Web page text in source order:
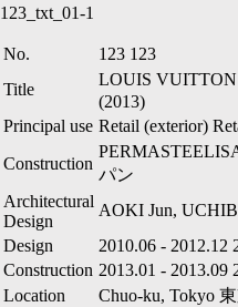
123_txt_01-1
No. 123 123
Title
LOUIS
(2013)
Principal use Retail (exterior)
Construction
パン
Architectural
Design
AOKI Jun,
Design
2010.06 - 2012.12
Construction 2013.01 - 2013.09
Location
Chuo-ku, Tokyo